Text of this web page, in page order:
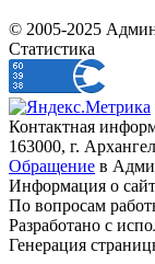
© 2005-2025
Статистика
Контактная
163000, г.
Обращение в
Информация о
По вопросам
Разработано с
Генерация